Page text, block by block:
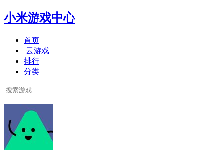
小米游戏中心
首页
云游戏
排行
分类